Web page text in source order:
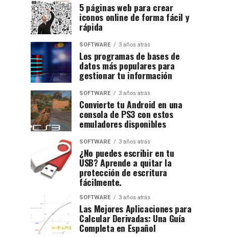
5 páginas web para crear
iconos online de forma fácil y
rápida
SOFTWARE 3 años atrás
Los programas de bases de
datos más populares para
gestionar tu información
SOFTWARE 3 años atrás
Convierte tu Android en una
consola de PS3 con estos
emuladores disponibles
SOFTWARE 3 años atrás
¿No puedes escribir en tu
USB? Aprende a quitar la
protección de escritura
fácilmente.
SOFTWARE 3 años atrás
Las Mejores Aplicaciones para
Calcular Derivadas: Una Guía
Completa en Español